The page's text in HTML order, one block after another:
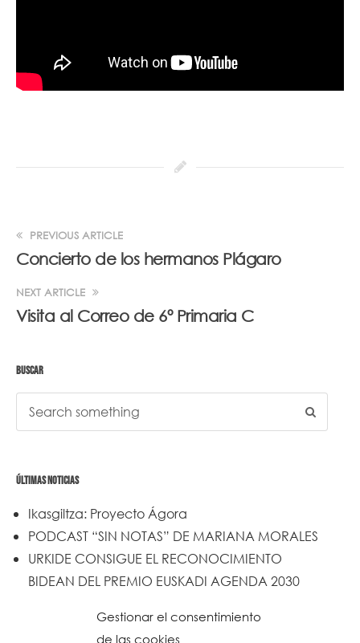
Gestionar el consentimiento
de las cookies
PREVIOUS ARTICLE
Concierto de los hermanos Plágaro
NEXT ARTICLE
Visita al Correo de 6º Primaria C
BUSCAR
ÚLTIMAS NOTICIAS
Ikasgiltza: Proyecto Ágora
PODCAST “SIN NOTAS” DE MARIANA MORALES
URKIDE CONSIGUE EL RECONOCIMIENTO
BIDEAN DEL PREMIO EUSKADI AGENDA 2030
Urkide en Cadena SER